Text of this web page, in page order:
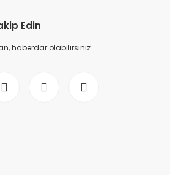
Edin
haberdar olabilirsiniz.